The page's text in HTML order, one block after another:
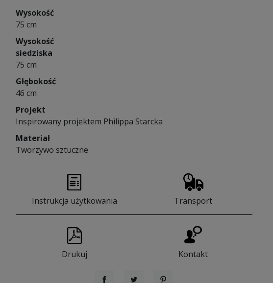
Wysokość
75 cm
Wysokość
siedziska
75 cm
Głębokość
46 cm
Projekt
Inspirowany projektem Philippa Starcka
Materiał
Tworzywo sztuczne
Instrukcja użytkowania Transport
Drukuj Kontakt